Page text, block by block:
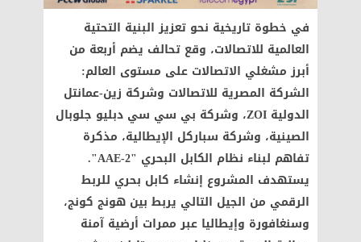
في خطوة تاريخية نحو تعزيز البنية التحتية
العالمية للاتصالات، وقع تحالف يضم أربعة من
أبرز مشغلي الاتصالات على مستوى العالم:
الشركة المصرية للاتصالات وشركة زين-عمانتل
الدولية ZOI، وشركة بي سي سي دبليو جلوبال
الصينية، وشركة سباركل الإيطالية، مذكرة
تفاهم لبناء نظام الكابل البحري "AAE-2".
يستهدف المشروع إنشاء كابل بحري للربط
الرقمي من الجيل التالي يربط بين هونج كونج،
وسنغافورة وإيطاليا عبر ممرات أرضية آمنة